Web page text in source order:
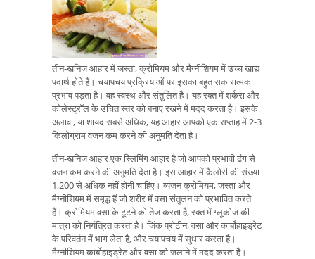
तीन-खनिज आहार में जस्ता, क्रोमियम और मैग्नीशियम में उच्च खाद्य
पदार्थ होते हैं। चयापचय प्रक्रियाओं पर इसका बहुत सकारात्मक
प्रभाव पड़ता है। वह स्वस्थ और संतुलित है। यह रक्त में शर्करा और
कोलेस्ट्रॉल के उचित स्तर को बनाए रखने में मदद करता है। इसके
अलावा, या शायद सबसे अधिक, यह आहार आपको एक सप्ताह में 2-3
किलोग्राम वजन कम करने की अनुमति देता है।
तीन-खनिज आहार एक स्लिमिंग आहार है जो आपको प्रभावी ढंग से
वजन कम करने की अनुमति देता है। इस आहार में कैलोरी की संख्या
1,200 से अधिक नहीं होनी चाहिए। व्यंजन क्रोमियम, जस्ता और
मैग्नीशियम में समृद्ध हैं जो शरीर में वसा संतुलन को प्रभावित करते
हैं। क्रोमियम वसा के टूटने को तेज करता है, रक्त में ग्लूकोज की
मात्रा को नियंत्रित करता है। जिंक प्रोटीन, वसा और कार्बोहाइड्रेट
के परिवर्तन में भाग लेता है, और चयापचय में सुधार करता है।
मैग्नीशियम कार्बोहाइड्रेट और वसा को जलाने में मदद करता है।